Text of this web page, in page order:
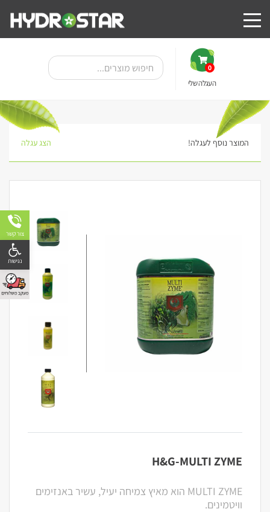
0
העגלה שלי
המוצר נוסף לעגלה! הצג עגלה
H&G-MULTI ZYME
MULTI ZYME הוא מאיץ צמיחה יעיל, עשיר באנזימים
וויטמינים.
צור קשר